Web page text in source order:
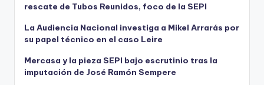
rescate de Tubos Reunidos, foco de la SEPI
La Audiencia Nacional investiga a Mikel Arrarás por
su papel técnico en el caso Leire
Mercasa y la pieza SEPI bajo escrutinio tras la
imputación de José Ramón Sempere